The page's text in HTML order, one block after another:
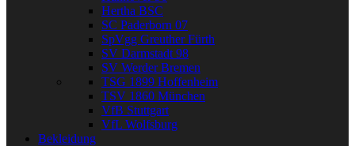
Hertha BSC
SC Paderborn 07
SpVgg Greuther Fürth
SV Darmstadt 98
SV Werder Bremen
TSG 1899 Hoffenheim
TSV 1860 München
VfB Stuttgart
VfL Wolfsburg
Bekleidung